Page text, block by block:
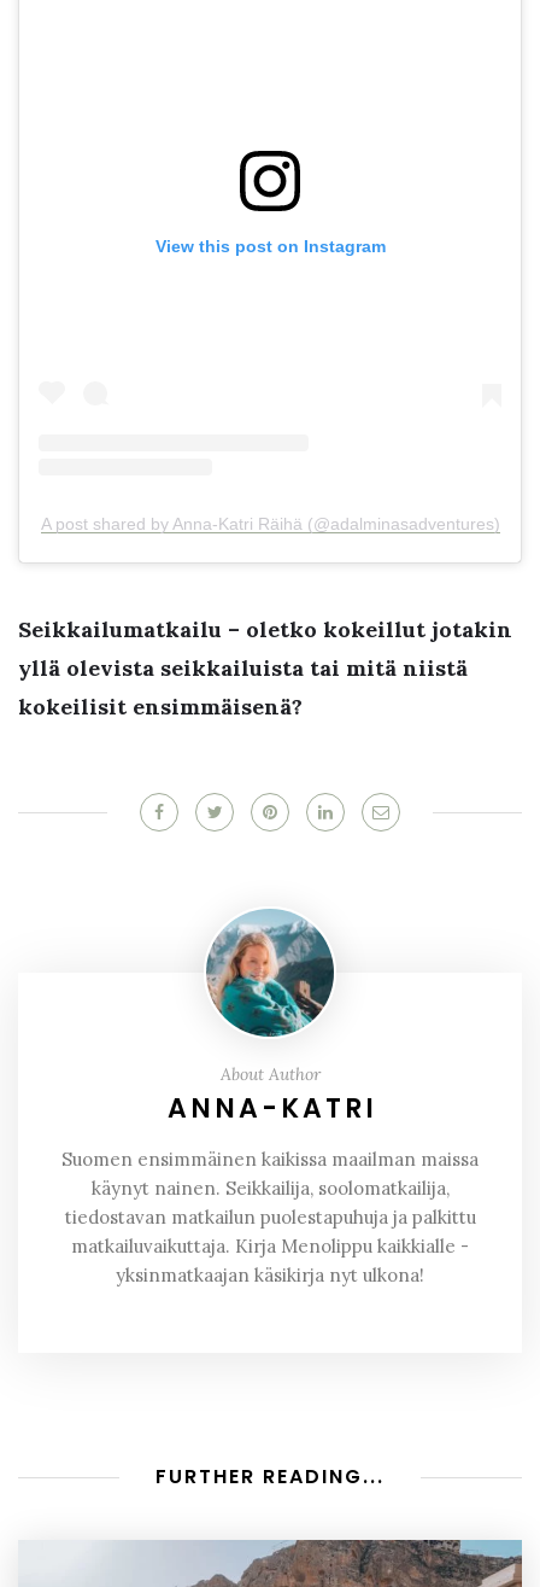
View this post on Instagram
A post shared by Anna-Katri Räihä (@adalminasadventures)
Seikkailumatkailu – oletko kokeillut jotakin
yllä olevista seikkailuista tai mitä niistä
kokeilisit ensimmäisenä?
About Author
ANNA-KATRI
Suomen ensimmäinen kaikissa maailman maissa
käynyt nainen. Seikkailija, soolomatkailija,
tiedostavan matkailun puolestapuhuja ja palkittu
matkailuvaikuttaja. Kirja Menolippu kaikkialle -
yksinmatkaajan käsikirja nyt ulkona!
FURTHER READING...